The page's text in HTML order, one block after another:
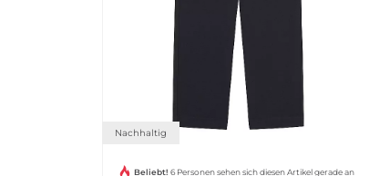
Nachhaltig
Beliebt! 6 Personen sehen sich diesen Artikel gerade an